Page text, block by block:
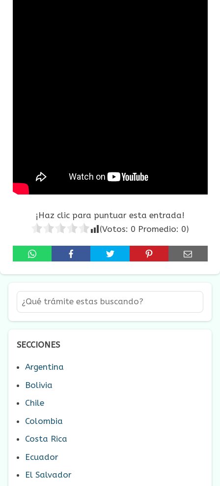
¡Haz clic para puntuar esta entrada!
(Votos: 0 Promedio: 0)
SECCIONES
Argentina
Bolivia
Chile
Colombia
Costa Rica
Ecuador
El Salvador